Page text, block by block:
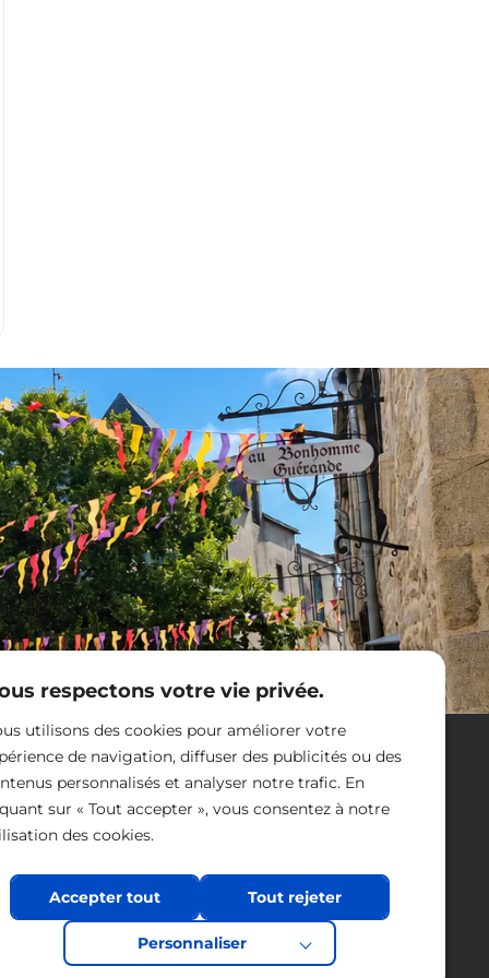
respectons votre vie privée.
utilisons des cookies pour améliorer votre
de navigation, diffuser des publicités ou des
personnalisés et analyser notre trafic. En
sur « Tout accepter », vous consentez à notre
des cookies.
Personnaliser
Tout rejeter
Accepter tout
Nous contacter